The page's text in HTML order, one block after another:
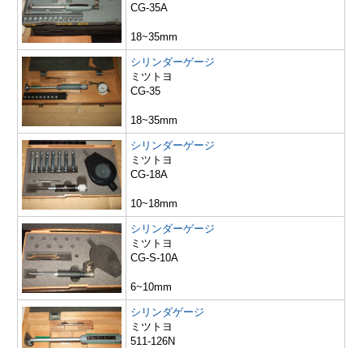
CG-35A
18~35mm
シリンダーゲージ
ミツトヨ
CG-35
18~35mm
シリンダーゲージ
ミツトヨ
CG-18A
10~18mm
シリンダーゲージ
ミツトヨ
CG-S-10A
6~10mm
シリンダゲージ
ミツトヨ
511-126N